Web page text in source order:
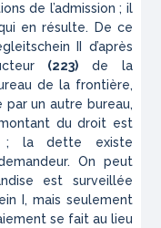
de l’ad­mission ; il
en résulte. De ce
II d’après
(223) de la
de la frontière,
un autre bureau,
du droit est
; la dette existe
On peut
est surveillée
I , mais seulement
se fait au lieu